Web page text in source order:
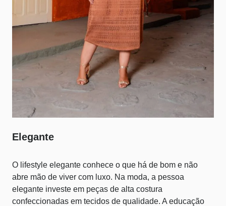
Elegante
O lifestyle elegante conhece o que há de bom e não
abre mão de viver com luxo. Na moda, a pessoa
elegante investe em peças de alta costura
confeccionadas em tecidos de qualidade. A educação